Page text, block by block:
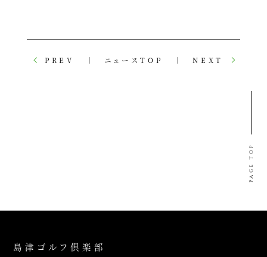
PREV ニュースTOP NEXT
PAGE TOP
島津ゴルフ倶楽部